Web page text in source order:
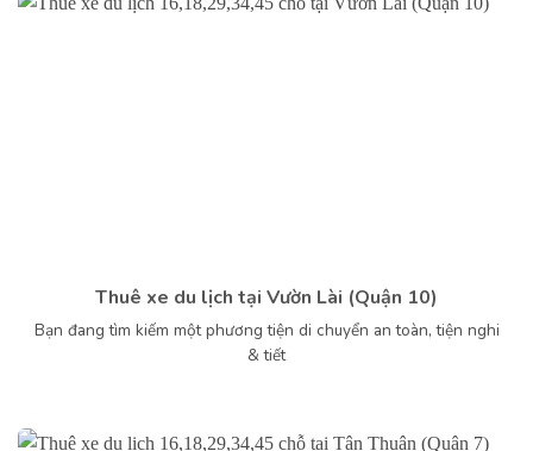
Thuê xe du lịch tại Vườn Lài (Quận 10)
Bạn đang tìm kiếm một phương tiện di chuyển an toàn, tiện nghi
& tiết